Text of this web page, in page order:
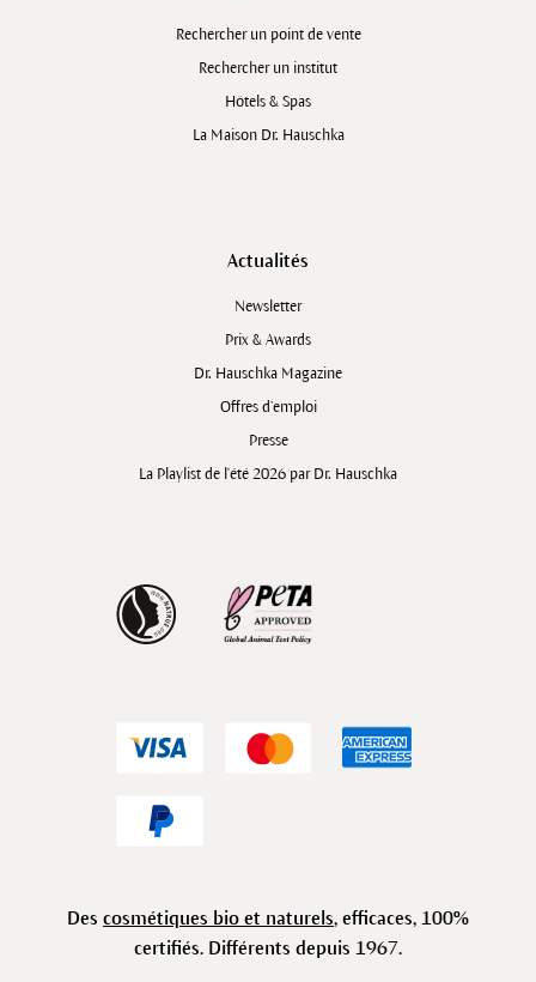
Rechercher un point de vente
Rechercher un institut
Hôtels & Spas
La Maison Dr. Hauschka
Actualités
Newsletter
Prix & Awards
Dr. Hauschka Magazine
Offres d’emploi
Presse
La Playlist de l'été 2026 par Dr. Hauschka
Des cosmétiques bio et naturels, efficaces, 100%
certifiés. Différents depuis 1967.